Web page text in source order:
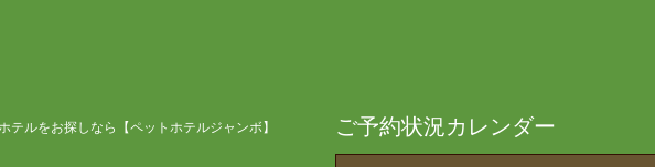
ルをお探しなら【ペットホテルジャンボ】 ご予約状況カレンダー